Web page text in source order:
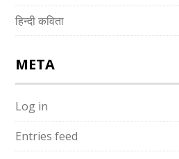
हिन्दी कविता
META
Log in
Entries feed